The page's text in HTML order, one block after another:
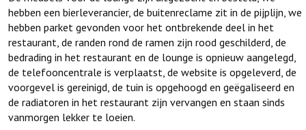
hebben een bierleverancier, de buitenreclame zit in de pijplijn, we
hebben parket gevonden voor het ontbrekende deel in het
restaurant, de randen rond de ramen zijn rood geschilderd, de
bedrading in het restaurant en de lounge is opnieuw aangelegd,
de telefooncentrale is verplaatst, de website is opgeleverd, de
voorgevel is gereinigd, de tuin is opgehoogd en geëgaliseerd en
de radiatoren in het restaurant zijn vervangen en staan sinds
vanmorgen lekker te loeien.